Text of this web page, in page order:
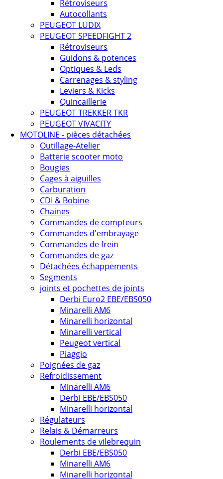
Rétroviseurs
Autocollants
PEUGEOT LUDIX
PEUGEOT SPEEDFIGHT 2
Rétroviseurs
Guidons & potences
Optiques & Leds
Carrenages & styling
Leviers & Kicks
Quincaillerie
PEUGEOT TREKKER TKR
PEUGEOT VIVACITY
MOTOLINE - pièces détachées
Outillage-Atelier
Batterie scooter moto
Bougies
Cages à aiguilles
Carburation
CDI & Bobine
Chaines
Commandes de compteurs
Commandes d'embrayage
Commandes de frein
Commandes de gaz
Détachées échappements
Segments
joints et pochettes de joints
Derbi Euro2 EBE/EBS050
Minarelli AM6
Minarelli horizontal
Minarelli vertical
Peugeot vertical
Piaggio
Poignées de gaz
Refroidissement
Minarelli AM6
Derbi EBE/EBS050
Minarelli horizontal
Régulateurs
Relais & Démarreurs
Roulements de vilebrequin
Derbi EBE/EBS050
Minarelli AM6
Minarelli horizontal